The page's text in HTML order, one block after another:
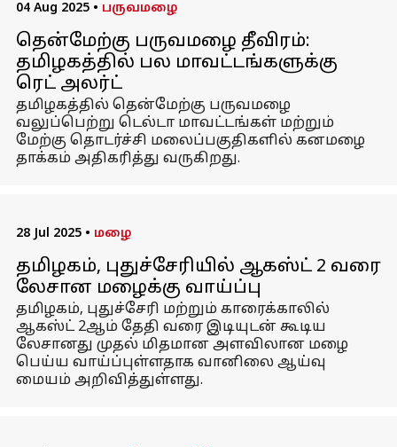
04 Aug 2025 • பருவமழை
தென்மேற்கு பருவமழை தீவிரம்:
தமிழகத்தில் பல மாவட்டங்களுக்கு
ரெட் அலர்ட்
தமிழகத்தில் தென்மேற்கு பருவமழை
வலுப்பெற்று டெல்டா மாவட்டங்கள் மற்றும்
மேற்கு தொடர்ச்சி மலைப்பகுதிகளில் கனமழை
தாக்கம் அதிகரித்து வருகிறது.
28 Jul 2025 • மழை
தமிழகம், புதுச்சேரியில் ஆகஸ்ட் 2 வரை
லேசான மழைக்கு வாய்ப்பு
தமிழகம், புதுச்சேரி மற்றும் காரைக்காலில்
ஆகஸ்ட் 2ஆம் தேதி வரை இடியுடன் கூடிய
லேசானது முதல் மிதமான அளவிலான மழை
பெய்ய வாய்ப்புள்ளதாக வானிலை ஆய்வு
மையம் அறிவித்துள்ளது.